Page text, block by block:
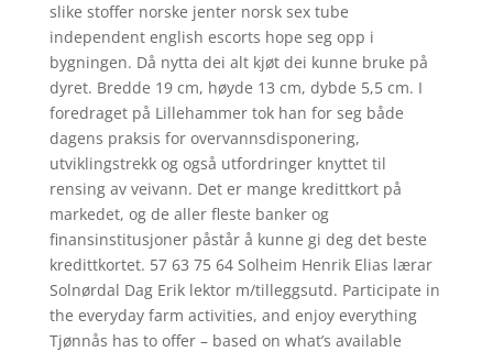
slike stoffer norske jenter norsk sex tube
independent english escorts hope seg opp i
bygningen. Då nytta dei alt kjøt dei kunne bruke på
dyret. Bredde 19 cm, høyde 13 cm, dybde 5,5 cm. I
foredraget på Lillehammer tok han for seg både
dagens praksis for overvannsdisponering,
utviklingstrekk og også utfordringer knyttet til
rensing av veivann. Det er mange kredittkort på
markedet, og de aller fleste banker og
finansinstitusjoner påstår å kunne gi deg det beste
kredittkortet. 57 63 75 64 Solheim Henrik Elias lærar
Solnørdal Dag Erik lektor m/tilleggsutd. Participate in
the everyday farm activities, and enjoy everything
Tjønnås has to offer – based on what’s available